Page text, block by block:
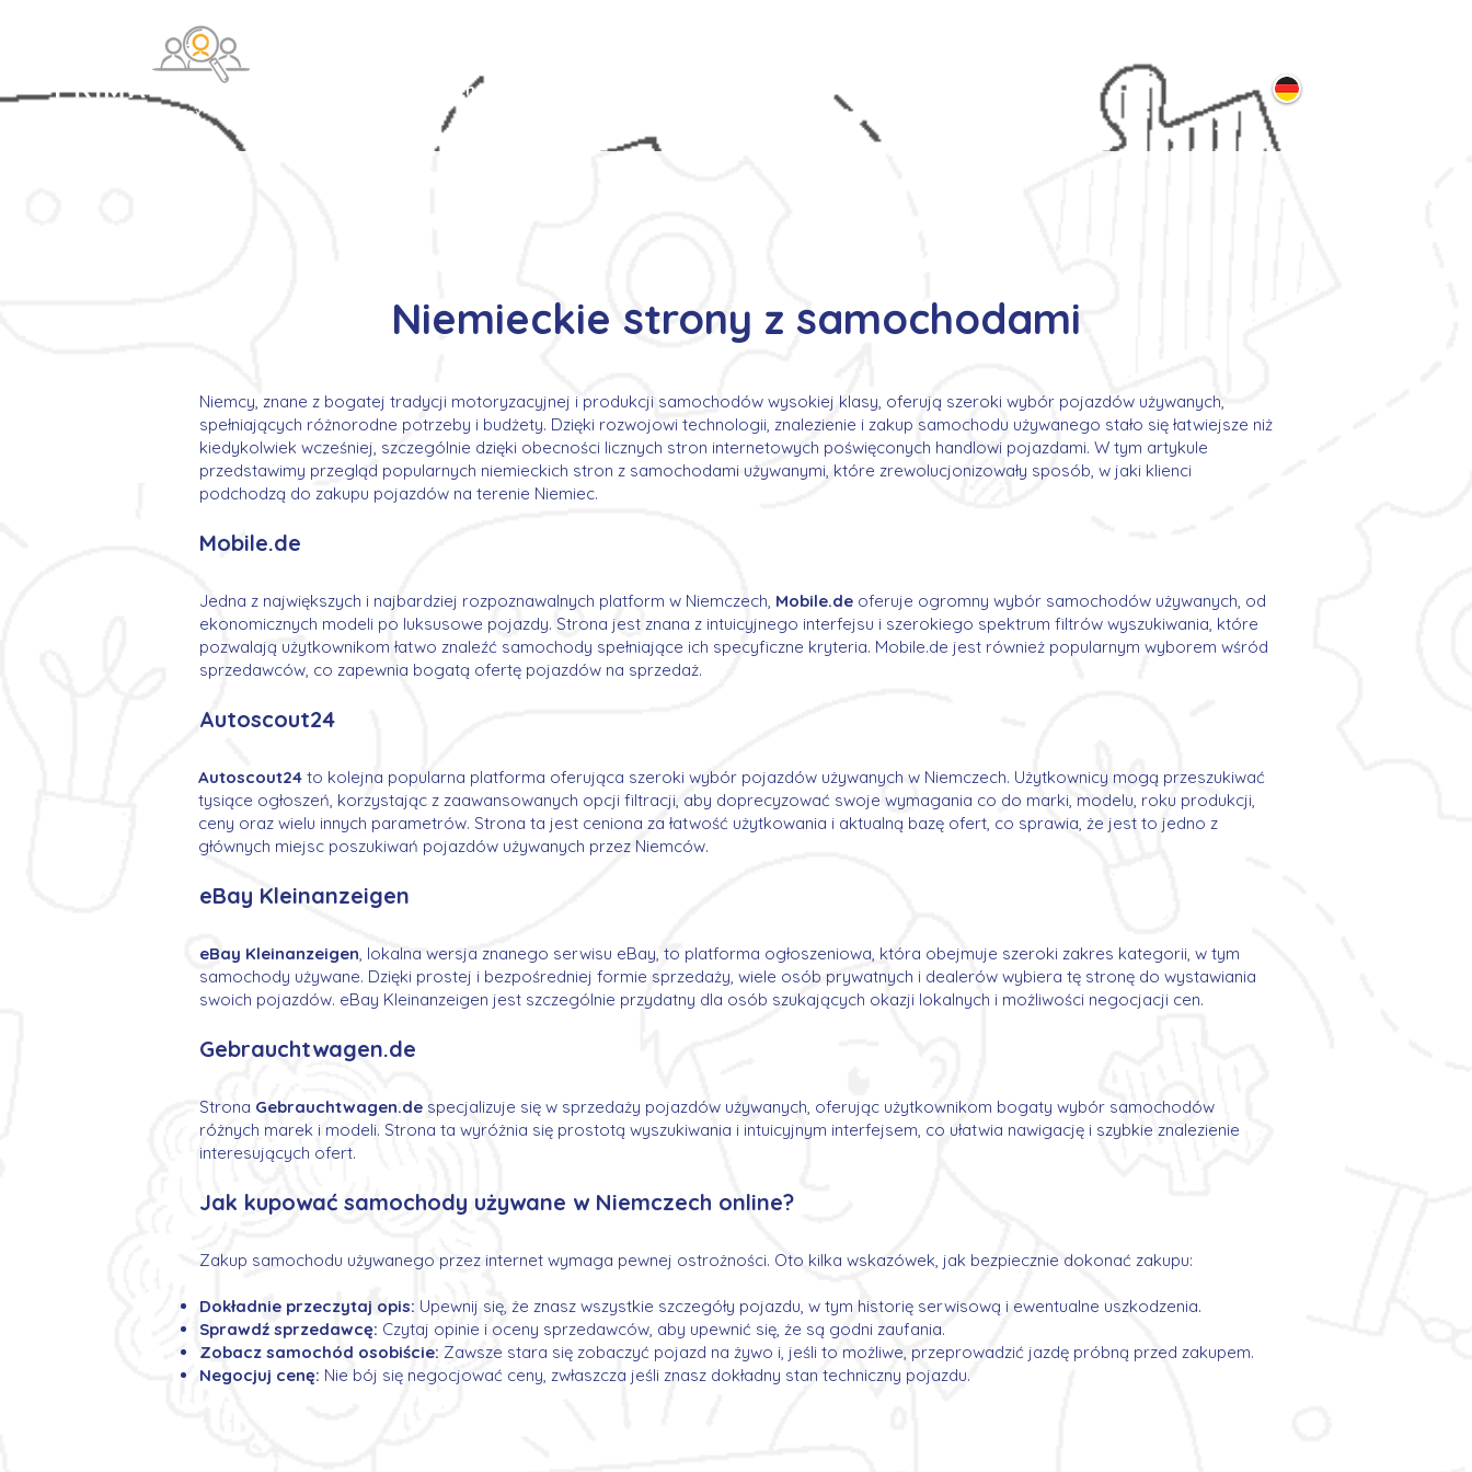
O nas Dla kandydata ▼
Niemieckie strony z samochodami
Niemcy, znane z bogatej tradycji motoryzacyjnej i produkcji samochodów wysokiej klasy, oferują szeroki wybór pojazdów używanych,
spełniających różnorodne potrzeby i budżety. Dzięki rozwojowi technologii, znalezienie i zakup samochodu używanego stało się łatwiejsze niż
kiedykolwiek wcześniej, szczególnie dzięki obecności licznych stron internetowych poświęconych handlowi pojazdami. W tym artykule
przedstawimy przegląd popularnych niemieckich stron z samochodami używanymi, które zrewolucjonizowały sposób, w jaki klienci
podchodzą do zakupu pojazdów na terenie Niemiec.
Mobile.de
Jedna z największych i najbardziej rozpoznawalnych platform w Niemczech, Mobile.de oferuje ogromny wybór samochodów używanych, od
ekonomicznych modeli po luksusowe pojazdy. Strona jest znana z intuicyjnego interfejsu i szerokiego spektrum filtrów wyszukiwania, które
pozwalają użytkownikom łatwo znaleźć samochody spełniające ich specyficzne kryteria. Mobile.de jest również popularnym wyborem wśród
sprzedawców, co zapewnia bogatą ofertę pojazdów na sprzedaż.
Autoscout24
Autoscout24 to kolejna popularna platforma oferująca szeroki wybór pojazdów używanych w Niemczech. Użytkownicy mogą przeszukiwać
tysiące ogłoszeń, korzystając z zaawansowanych opcji filtracji, aby doprecyzować swoje wymagania co do marki, modelu, roku produkcji,
ceny oraz wielu innych parametrów. Strona ta jest ceniona za łatwość użytkowania i aktualną bazę ofert, co sprawia, że jest to jedno z
głównych miejsc poszukiwań pojazdów używanych przez Niemców.
eBay Kleinanzeigen
eBay Kleinanzeigen, lokalna wersja znanego serwisu eBay, to platforma ogłoszeniowa, która obejmuje szeroki zakres kategorii, w tym
samochody używane. Dzięki prostej i bezpośredniej formie sprzedaży, wiele osób prywatnych i dealerów wybiera tę stronę do wystawiania
swoich pojazdów. eBay Kleinanzeigen jest szczególnie przydatny dla osób szukających okazji lokalnych i możliwości negocjacji cen.
Gebrauchtwagen.de
Strona Gebrauchtwagen.de specjalizuje się w sprzedaży pojazdów używanych, oferując użytkownikom bogaty wybór samochodów
różnych marek i modeli. Strona ta wyróżnia się prostotą wyszukiwania i intuicyjnym interfejsem, co ułatwia nawigację i szybkie znalezienie
interesujących ofert.
Jak kupować samochody używane w Niemczech online?
Zakup samochodu używanego przez internet wymaga pewnej ostrożności. Oto kilka wskazówek, jak bezpiecznie dokonać zakupu:
Dokładnie przeczytaj opis: Upewnij się, że znasz wszystkie szczegóły pojazdu, w tym historię serwisową i ewentualne uszkodzenia.
Sprawdź sprzedawcę: Czytaj opinie i oceny sprzedawców, aby upewnić się, że są godni zaufania.
Zobacz samochód osobiście: Zawsze stara się zobaczyć pojazd na żywo i, jeśli to możliwe, przeprowadzić jazdę próbną przed zakupem.
Negocjuj cenę: Nie bój się negocjować ceny, zwłaszcza jeśli znasz dokładny stan techniczny pojazdu.